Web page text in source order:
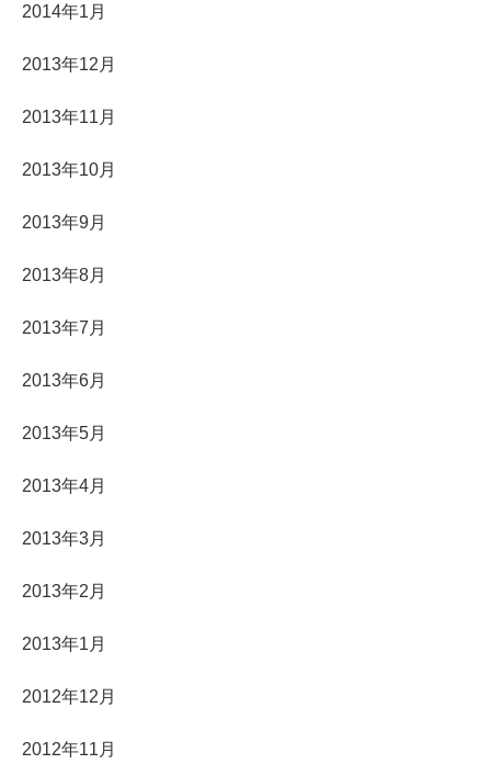
2014年1月
2013年12月
2013年11月
2013年10月
2013年9月
2013年8月
2013年7月
2013年6月
2013年5月
2013年4月
2013年3月
2013年2月
2013年1月
2012年12月
2012年11月